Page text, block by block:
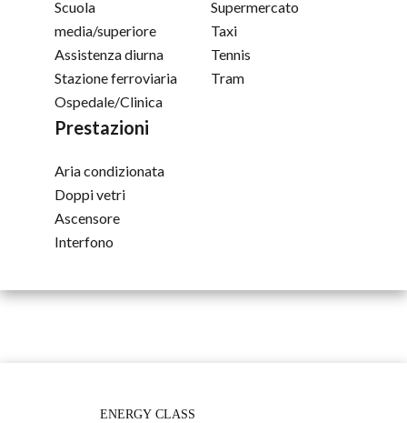
Scuola
media/superiore
Assistenza diurna
Stazione ferroviaria
Ospedale/Clinica
Supermercato
Taxi
Tennis
Tram
Prestazioni
Aria condizionata
Doppi vetri
Ascensore
Interfono